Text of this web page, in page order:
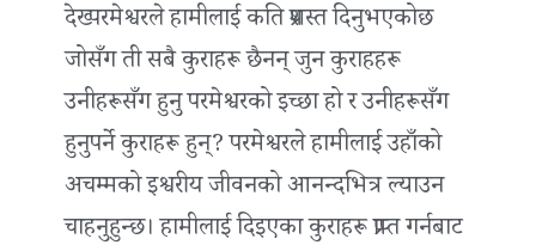
देख्‍परमेश्वरले हामीलाई कति प्रशस्त दिनुभएकोछ
जोसँग ती सबै कुराहरू छैनन् जुन कुराहहरू
उनीहरूसँग हुनु परमेश्वरको इच्छा हो र उनीहरूसँग
हुनुपर्ने कुराहरू हुन्? परमेश्वरले हामीलाई उहाँको
अचम्मको इश्वरीय जीवनको आनन्दभित्र ल्याउन
चाहनुहुन्छ। हामीलाई दिइएका कुराहरू प्राप्‍त गर्नबाट